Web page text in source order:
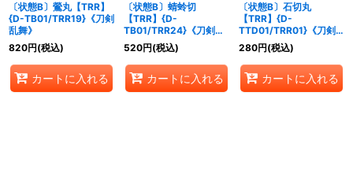
〔状態B〕鶯丸【TRR】
{D-TB01/TRR19}《刀剣
乱舞》
820円(税込)
カートに入れる
〔状態B〕蜻蛉切
【TRR】{D-
TB01/TRR24}《刀剣乱
舞》
520円(税込)
カートに入れる
〔状態B〕石切丸
【TRR】{D-
TTD01/TRR01}《刀剣
乱舞》
280円(税込)
カートに入れる